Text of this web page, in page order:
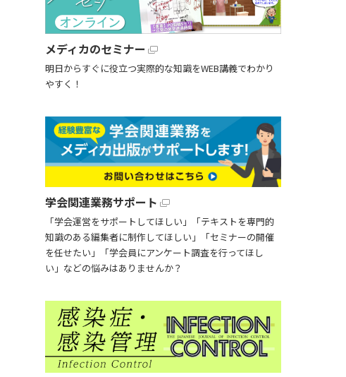
メディカのセミナー
明日からすぐに役立つ実際的な知識をWEB講義でわかり
やすく！
学会関連業務サポート
「学会運営をサポートしてほしい」「テキストを専門的
知識のある編集者に制作してほしい」「セミナーの開催
を任せたい」「学会員にアンケート調査を行ってほし
い」などの悩みはありませんか？